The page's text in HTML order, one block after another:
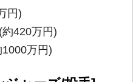
円)
420万円)
万円)